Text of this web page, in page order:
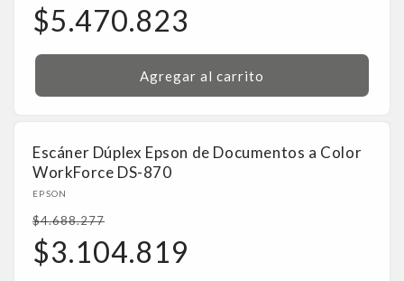
habitual
Precio
de
oferta
$5.470.823
Agregar al carrito
Escáner Dúplex Epson de Documentos a Color
WorkForce DS-870
Proveedor:
EPSON
Precio
habitual
$4.688.277
Precio
de
$3.104.819